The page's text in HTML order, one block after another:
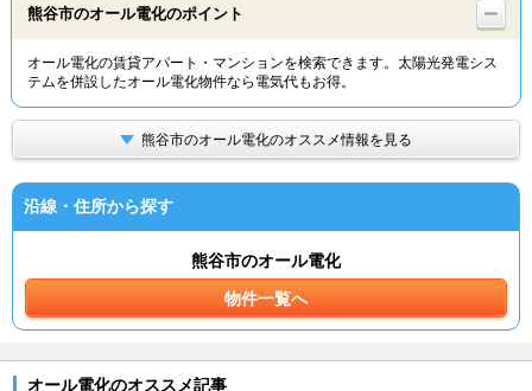
TOP
熊谷市のオール電化のポイント
オール電化の賃貸アパート・マンションを検索できます。太陽光発電シス
テムを併設したオール電化物件なら電気代もお得。
熊谷市のオール電化のオススメ情報を見る
沿線・住所から探す
熊谷市のオール電化
物件一覧へ
オール電化のオススメ記事